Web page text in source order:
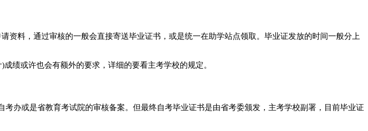
料，通过审核的一般会直接寄送毕业证书，或是统一在助学站点领取。毕业证发放的时间一般分上
绩或许也会有额外的要求，详细的要看主考学校的规定。
办或是省教育考试院的审核备案。但最终自考毕业证书是由省考委颁发，主考学校副署，目前毕业证